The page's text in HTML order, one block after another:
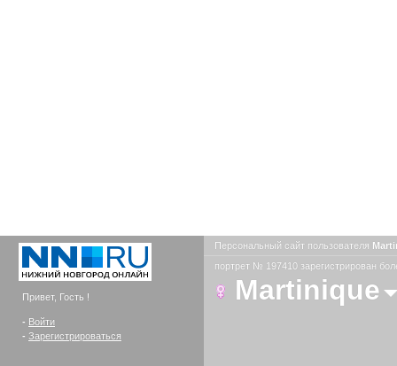
Привет, Гость !
- Войти
- Зарегистрироваться
Персональный сайт пользователя
портрет № 197410 зарегистрирован
Martinique